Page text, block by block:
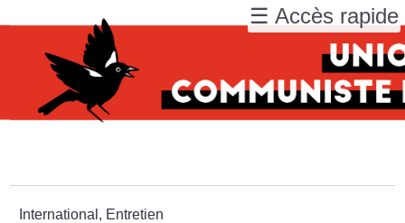
International, Entretien
☰ Accès rapide